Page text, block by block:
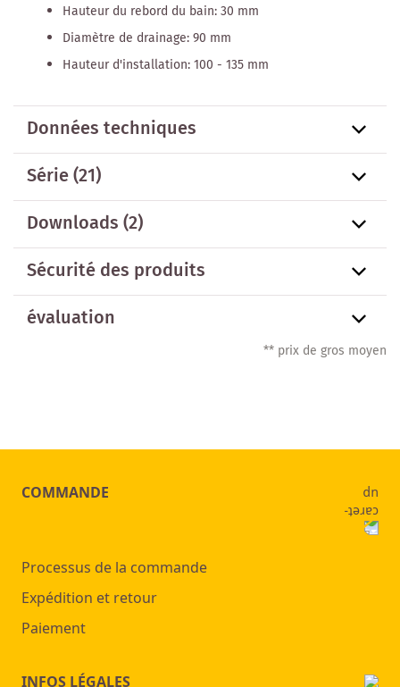
Hauteur du rebord du bain: 30 mm
Diamètre de drainage: 90 mm
Hauteur d'installation: 100 - 135 mm
Données techniques
Série(21)
Downloads (2)
Sécurité des produits
évaluation
** prix de gros moyen
COMMANDE
Processus de la commande
Expédition et retour
Paiement
INFOS LÉGALES